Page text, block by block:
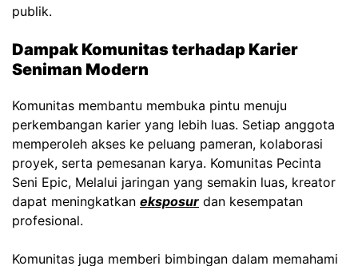
publik.
Dampak Komunitas terhadap Karier
Seniman Modern
Komunitas membantu membuka pintu menuju
perkembangan karier yang lebih luas. Setiap anggota
memperoleh akses ke peluang pameran, kolaborasi
proyek, serta pemesanan karya. Komunitas Pecinta
Seni Epic, Melalui jaringan yang semakin luas, kreator
dapat meningkatkan eksposur dan kesempatan
profesional.
Komunitas juga memberi bimbingan dalam memahami